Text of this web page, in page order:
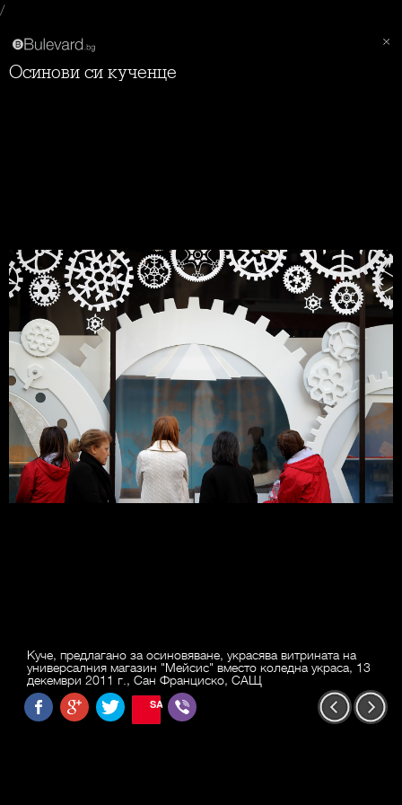
/
Осинови си кученце
Куче, предлагано за осиновяване, украсява витрината на
универсалния магазин "Мейсис" вместо коледна украса, 13
декември 2011 г., Сан Франциско, САЩ
SAVE